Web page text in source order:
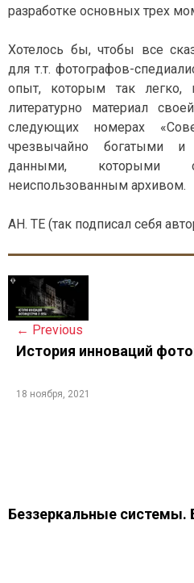
разработке основных трех
Хотелось бы, чтобы все
для т.т. фотографов-
опыт, которым так
литературно материал
следующих номерах
чрезвычайно богатыми
данными, которыми
неиспользованным архивом.
АН. ТЕ (так подписал себя
P
o
s
g
← Previous
История инноваций
18 ноября, 2021
Беззеркальные системы.